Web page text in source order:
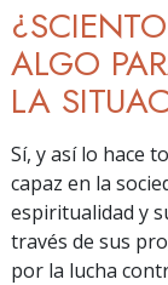
ALGO
LA
Sí, y así lo hace
capaz en la
espiritualidad y
través de sus
por la lucha